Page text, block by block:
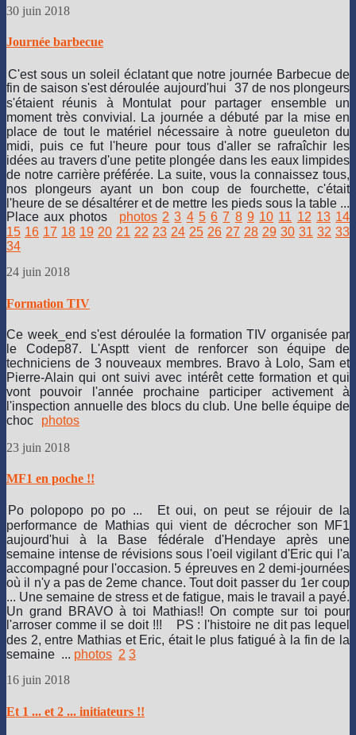
30 juin 2018
Journée barbecue
C'est sous un soleil éclatant que notre journée Barbecue de
fin de saison s'est déroulée aujourd'hui
37 de nos plongeurs
s'étaient réunis à Montulat pour partager ensemble un
moment très convivial. La journée a débuté par la mise en
place de tout le matériel nécessaire à notre gueuleton du
midi, puis ce fut l'heure pour tous d'aller se rafraîchir les
idées au travers d'une petite plongée dans les eaux limpides
de notre carrière préférée. La suite, vous la connaissez tous,
nos plongeurs ayant un bon coup de fourchette, c'était
l'heure de se désaltérer et de mettre les pieds sous la table ...
Place aux photos
photos 2 3 4 5 6 7 8 9 10 11 12 13 14
15 16 17 18 19 20 21 22 23 24 25 26 27 28 29 30 31 32 33
34
24 juin 2018
Formation TIV
Ce week_end s'est déroulée la formation TIV organisée par
le Codep87. L'Asptt vient de renforcer son équipe de
techniciens de 3 nouveaux membres. Bravo à Lolo, Sam et
Pierre-Alain qui ont suivi avec intérêt cette formation et qui
vont pouvoir l'année prochaine participer activement à
l'inspection annuelle des blocs du club. Une belle équipe de
choc
photos
23 juin 2018
MF1 en poche !!
Po polopopo po po ...
Et oui, on peut se réjouir de la
performance de Mathias qui vient de décrocher son MF1
aujourd'hui à la Base fédérale d'Hendaye après une
semaine intense de révisions sous l'oeil vigilant d'Eric qui l'a
accompagné pour l'occasion. 5 épreuves en 2 demi-journées
où il n'y a pas de 2eme chance. Tout doit passer du 1er coup
... Une semaine de stress et de fatigue, mais le travail a payé.
Un grand BRAVO à toi Mathias!! On compte sur toi pour
l'arroser comme il se doit !!!
PS : l'histoire ne dit pas lequel
des 2, entre Mathias et Eric, était le plus fatigué à la fin de la
semaine ... photos 2 3
16 juin 2018
Et 1 ... et 2 ... initiateurs !!
en
mer
multiplié
expériences,
et
notamment
celles
des
mises
l'eau
avec
tantôt
la
bascule
arrière
les
tantôt
saut
droit
depuis
le
scirys.
Nous
pouvons
qu'avec
ciel
nuageux,
tantôt
très
ensoleillé,
nous
avons
chanceux
sur
la
météo
les
orageuses
sur